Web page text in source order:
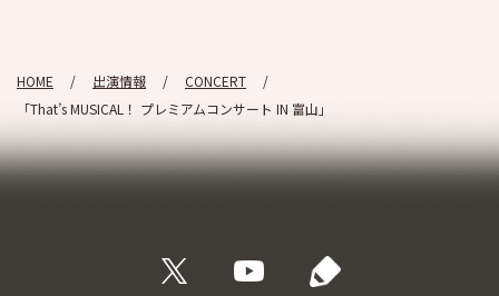
HOME 出演情報
CONCERT
「That’s MUSICAL！ プレミアムコンサート IN 富山」